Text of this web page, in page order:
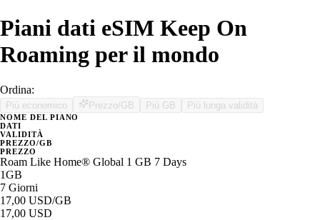
Piani dati eSIM Keep On
Roaming per il mondo
Ordina:
Più economico Prezzo/GB Più GB Più lunga validità
NOME DEL PIANO
DATI
VALIDITÀ
PREZZO/GB
PREZZO
Roam Like Home® Global 1 GB 7 Days
1GB
7 Giorni
17,00 USD/GB
17,00 USD